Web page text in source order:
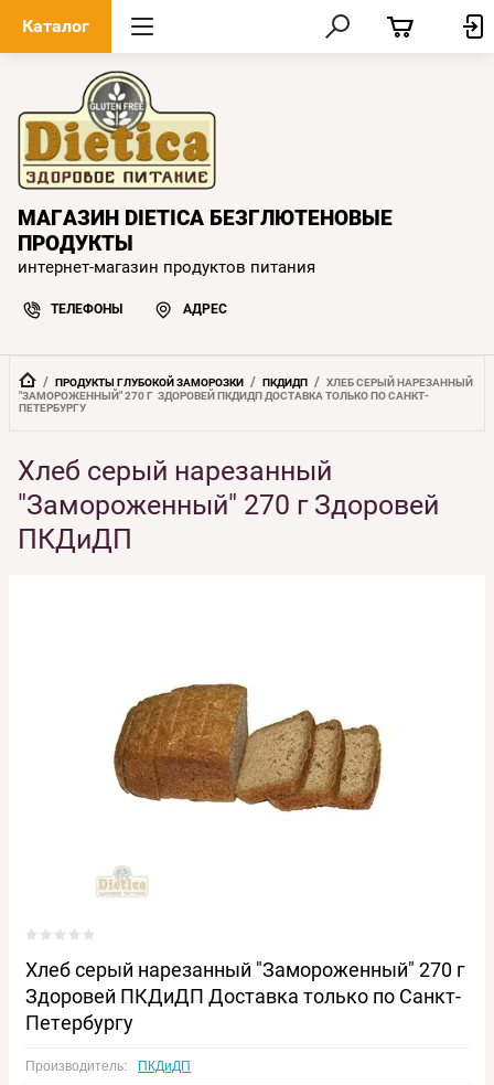
Каталог
МАГАЗИН DIETICA БЕЗГЛЮТЕНОВЫЕ
ПРОДУКТЫ
интернет-магазин продуктов питания
ТЕЛЕФОНЫ АДРЕС
  /
ПРОДУКТЫ ГЛУБОКОЙ ЗАМОРОЗКИ
  /
ПКДИДП
  /
ХЛЕБ СЕРЫЙ НАРЕЗАННЫЙ
"ЗАМОРОЖЕННЫЙ" 270 Г  ЗДОРОВЕЙ ПКДИДП ДОСТАВКА ТОЛЬКО ПО САНКТ-
ПЕТЕРБУРГУ
Хлеб серый нарезанный
"Замороженный" 270 г Здоровей
ПКДиДП
Хлеб серый нарезанный "Замороженный" 270 г
Здоровей ПКДиДП Доставка только по Санкт-
Петербургу
Производитель: ПКДиДП